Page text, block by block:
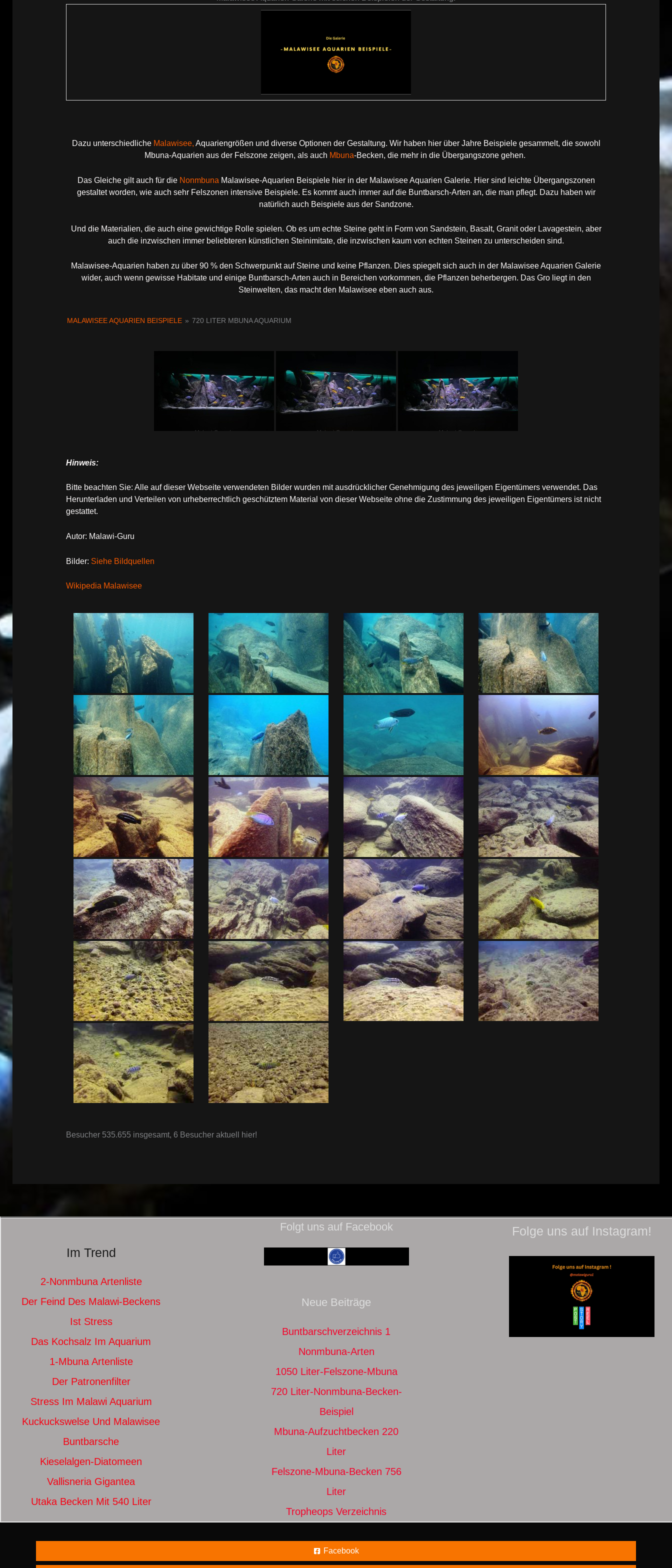
Dazu unterschiedliche Malawisee, Aquariengrößen und diverse Optionen der Gestaltung. Wir haben hier über Jahre Beispiele gesammelt, die sowohl
Mbuna-Aquarien aus der Felszone zeigen, als auch Mbuna-Becken, die mehr in die Übergangszone gehen.
Das Gleiche gilt auch für die Nonmbuna Malawisee-Aquarien Beispiele hier in der Malawisee Aquarien Galerie. Hier sind leichte Übergangszonen
gestaltet worden, wie auch sehr Felszonen intensive Beispiele. Es kommt auch immer auf die Buntbarsch-Arten an, die man pflegt. Dazu haben wir
natürlich auch Beispiele aus der Sandzone.
Und die Materialien, die auch eine gewichtige Rolle spielen. Ob es um echte Steine geht in Form von Sandstein, Basalt, Granit oder Lavagestein, aber
auch die inzwischen immer beliebteren künstlichen Steinimitate, die inzwischen kaum von echten Steinen zu unterscheiden sind.
Malawisee-Aquarien haben zu über 90 % den Schwerpunkt auf Steine und keine Pflanzen. Dies spiegelt sich auch in der Malawisee Aquarien Galerie
wider, auch wenn gewisse Habitate und einige Buntbarsch-Arten auch in Bereichen vorkommen, die Pflanzen beherbergen. Das Gro liegt in den
Steinwelten, das macht den Malawisee eben auch aus.
MALAWISEE AQUARIEN BEISPIELE » 720 LITER MBUNA AQUARIUM
Hinweis:
Bitte beachten Sie: Alle auf dieser Webseite verwendeten Bilder wurden mit ausdrücklicher Genehmigung des jeweiligen Eigentümers verwendet. Das
Herunterladen und Verteilen von urheberrechtlich geschütztem Material von dieser Webseite ohne die Zustimmung des jeweiligen Eigentümers ist nicht
gestattet.
Autor: Malawi-Guru
Bilder: Siehe Bildquellen
Wikipedia Malawisee
Besucher 535.655 insgesamt, 6 Besucher aktuell hier!
Im Trend
2-Nonmbuna Artenliste
Der Feind Des Malawi-Beckens
Ist Stress
Das Kochsalz Im Aquarium
1-Mbuna Artenliste
Der Patronenfilter
Stress Im Malawi Aquarium
Kuckuckswelse Und Malawisee
Buntbarsche
Kieselalgen-Diatomeen
Vallisneria Gigantea
Utaka Becken Mit 540 Liter
Folgt uns auf Facebook
Neue Beiträge
Buntbarschverzeichnis 1
Nonmbuna-Arten
1050 Liter-Felszone-Mbuna
720 Liter-Nonmbuna-Becken-
Beispiel
Mbuna-Aufzuchtbecken 220
Liter
Felszone-Mbuna-Becken 756
Liter
Tropheops Verzeichnis
Folge uns auf Instagram!
Facebook